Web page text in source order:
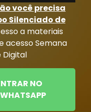
você precisa
Silenciado de
a materiais
acesso Semana
Digital
NO